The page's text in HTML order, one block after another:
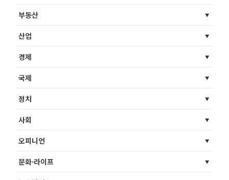
부동산
산업
경제
국제
정치
사회
오피니언
문화·라이프